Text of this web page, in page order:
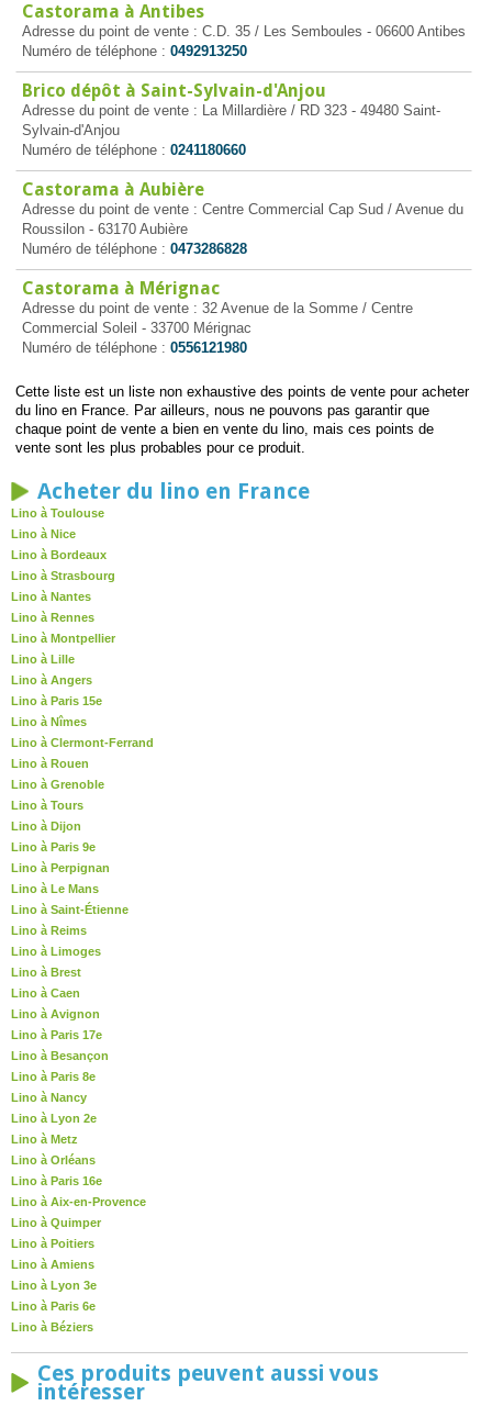
Castorama à Antibes
Adresse du point de vente : C.D. 35 / Les Semboules - 06600 Antibes
Numéro de téléphone : 0492913250
Brico dépôt à Saint-Sylvain-d'Anjou
Adresse du point de vente : La Millardière / RD 323 - 49480 Saint-
Sylvain-d'Anjou
Numéro de téléphone : 0241180660
Castorama à Aubière
Adresse du point de vente : Centre Commercial Cap Sud / Avenue du
Roussilon - 63170 Aubière
Numéro de téléphone : 0473286828
Castorama à Mérignac
Adresse du point de vente : 32 Avenue de la Somme / Centre
Commercial Soleil - 33700 Mérignac
Numéro de téléphone : 0556121980
Cette liste est un liste non exhaustive des points de vente pour acheter
du lino en France. Par ailleurs, nous ne pouvons pas garantir que
chaque point de vente a bien en vente du lino, mais ces points de
vente sont les plus probables pour ce produit.
Acheter du lino en France
Lino à Toulouse
Lino à Nice
Lino à Bordeaux
Lino à Strasbourg
Lino à Nantes
Lino à Rennes
Lino à Montpellier
Lino à Lille
Lino à Angers
Lino à Paris 15e
Lino à Nîmes
Lino à Clermont-Ferrand
Lino à Rouen
Lino à Grenoble
Lino à Tours
Lino à Dijon
Lino à Paris 9e
Lino à Perpignan
Lino à Le Mans
Lino à Saint-Étienne
Lino à Reims
Lino à Limoges
Lino à Brest
Lino à Caen
Lino à Avignon
Lino à Paris 17e
Lino à Besançon
Lino à Paris 8e
Lino à Nancy
Lino à Lyon 2e
Lino à Metz
Lino à Orléans
Lino à Paris 16e
Lino à Aix-en-Provence
Lino à Quimper
Lino à Poitiers
Lino à Amiens
Lino à Lyon 3e
Lino à Paris 6e
Lino à Béziers
Ces produits peuvent aussi vous
intéresser